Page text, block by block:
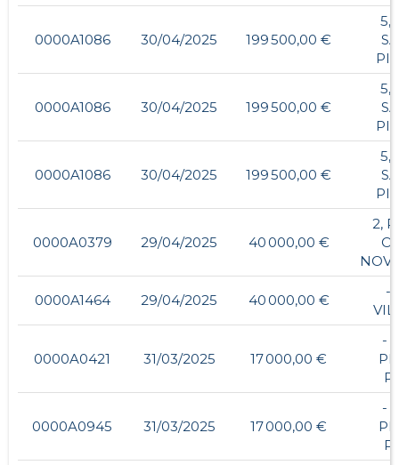
0000A1086 30/04/2025 199 500,00 €
5,
0000A1086 30/04/2025 199 500,00 €
5,
0000A1086 30/04/2025 199 500,00 €
5,
0000A0379 29/04/2025 40 000,00 €
2,
0000A1464 29/04/2025 40 000,00 €
-
0000A0421 31/03/2025 17 000,00 €
- ,
0000A0945 31/03/2025 17 000,00 €
- ,